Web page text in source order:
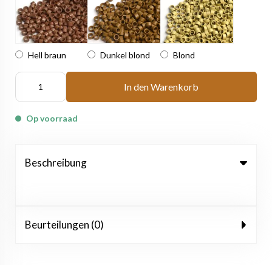
Hell braun Dunkel blond Blond
In den Warenkorb
Op voorraad
Beschreibung
Beurteilungen (0)